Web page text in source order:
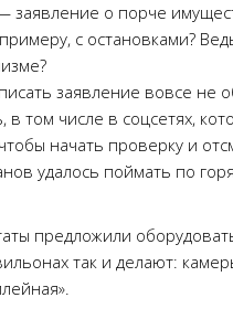
заявление о порче
с остановками?
заявление вовсе не
том числе в соцсетях,
начать проверку и
удалось поймать по
предложили
так и делают: